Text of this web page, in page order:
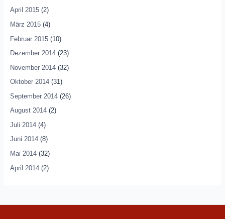
April 2015(2)
März 2015(4)
Februar 2015(10)
Dezember 2014(23)
November 2014(32)
Oktober 2014(31)
September 2014(26)
August 2014(2)
Juli 2014(4)
Juni 2014(8)
Mai 2014(32)
April 2014(2)